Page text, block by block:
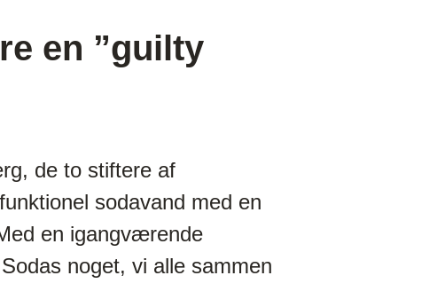
en ”guilty
de to stiftere af
sodavand med en
en igangværende
noget, vi alle sammen